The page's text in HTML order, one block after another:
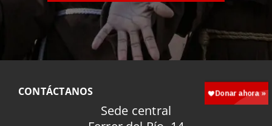
CONTÁCTANOS
Sede central